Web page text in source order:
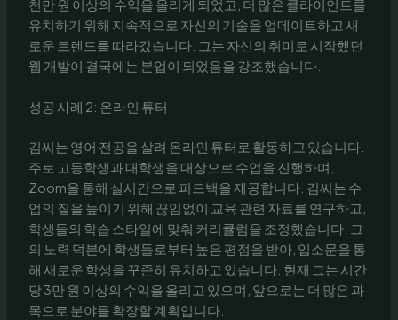
천만 원 이상의 수익을 올리게 되었고, 더 많은 클라이언트를
유치하기 위해 지속적으로 자신의 기술을 업데이트하고 새
로운 트렌드를 따라갔습니다. 그는 자신의 취미로 시작했던
웹 개발이 결국에는 본업이 되었음을 강조했습니다.
성공 사례 2: 온라인 튜터
김씨는 영어 전공을 살려 온라인 튜터로 활동하고 있습니다.
주로 고등학생과 대학생을 대상으로 수업을 진행하며,
Zoom을 통해 실시간으로 피드백을 제공합니다. 김씨는 수
업의 질을 높이기 위해 끊임없이 교육 관련 자료를 연구하고,
학생들의 학습 스타일에 맞춰 커리큘럼을 조정했습니다. 그
의 노력 덕분에 학생들로부터 높은 평점을 받아, 입소문을 통
해 새로운 학생을 꾸준히 유치하고 있습니다. 현재 그는 시간
당 3만 원 이상의 수익을 올리고 있으며, 앞으로는 더 많은 과
목으로 분야를 확장할 계획입니다.